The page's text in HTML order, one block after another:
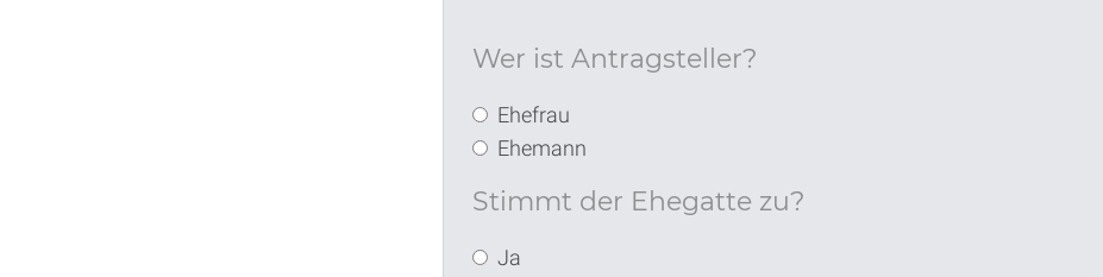
Wer ist Antragsteller?
Ehefrau
Ehemann
Stimmt der Ehegatte zu?
Ja